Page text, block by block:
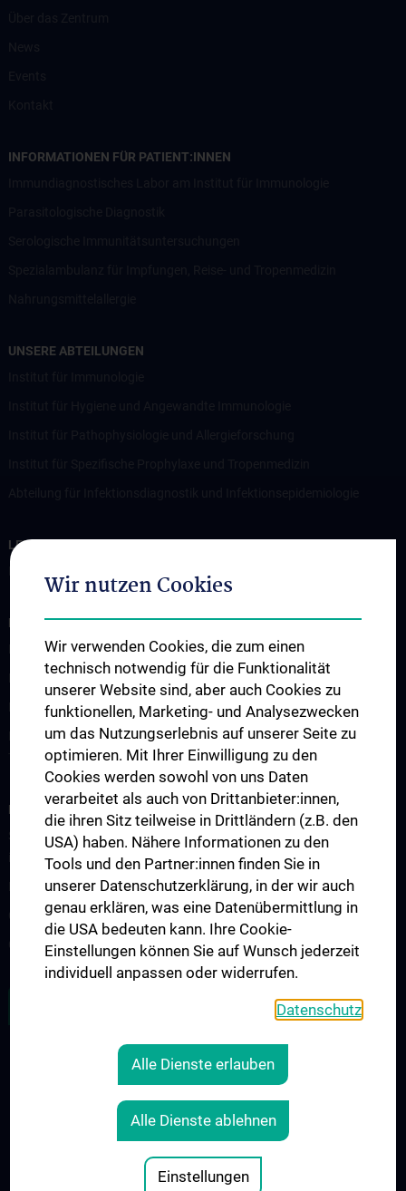
INFORMATIONEN FÜR PATIENT:INNEN
UNSERE ABTEILUNGEN
LEHRE
FORSCHUNG
Forschung Institut für Pathophysiologie und Allergieforschung
Forschung Institut für Immunologie
Forschung Institut für Hygiene und Angewandte Immunologie
Forschung Institut für Spezifische Prophylaxe und
Tropenmedizin
FORSCHUNGSPROJEKTE
SFB-F70: HIT - HDACs as regulators of T cell-mediated immunity
in health and disease
Nahrungsmittelallergie
Calcium Sensing Receptor (CaSR)
CLIMOS
COOKIE-EINSTELLUNGEN
Wir nutzen Cookies
Wir verwenden Cookies, die zum einen
technisch notwendig für die Funktionalität
unserer Website sind, aber auch Cookies zu
funktionellen, Marketing- und Analysezwecken
um das Nutzungserlebnis auf unserer Seite zu
optimieren. Mit Ihrer Einwilligung zu den
Cookies werden sowohl von uns Daten
verarbeitet als auch von Drittanbieter:innen,
die ihren Sitz teilweise in Drittländern (z.B. den
USA) haben. Nähere Informationen zu den
Tools und den Partner:innen finden Sie in
unserer Datenschutzerklärung, in der wir auch
genau erklären, was eine Datenübermittlung in
die USA bedeuten kann. Ihre Cookie-
Einstellungen können Sie auf Wunsch jederzeit
individuell anpassen oder widerrufen.
Datenschutz
Alle Dienste erlauben
Alle Dienste ablehnen
Einstellungen